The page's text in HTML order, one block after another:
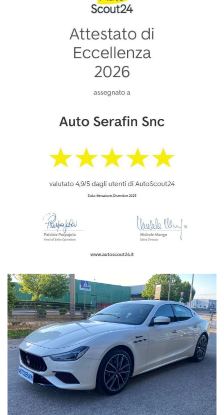
Auto con tagliandi eseguiti in officina autorizzata Maserati
Prezzo reale non vincolato a finanziamento